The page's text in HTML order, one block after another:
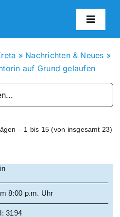
» Nachrichten & Neues »
auf Grund gelaufen
– 1 bis 15 (von insgesamt 23)
8:00 p.m. Uhr
3194